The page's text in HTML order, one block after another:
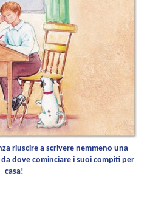
riuscire a scrivere nemmeno una
dove cominciare i suoi compiti per
casa!